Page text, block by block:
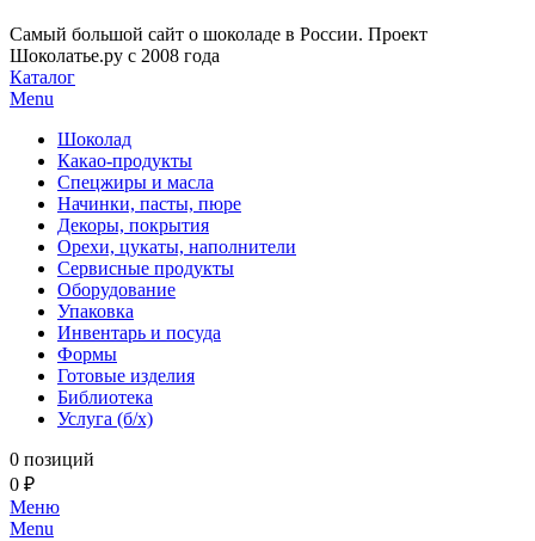
Самый большой сайт о шоколаде в России. Проект
Шоколатье.ру с 2008 года
Каталог
Menu
Шоколад
Какао-продукты
Спецжиры и масла
Начинки, пасты, пюре
Декоры, покрытия
Орехи, цукаты, наполнители
Сервисные продукты
Оборудование
Упаковка
Инвентарь и посуда
Формы
Готовые изделия
Библиотека
Услуга (б/х)
0 позиций
0 ₽
Меню
Menu